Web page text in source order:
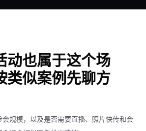
动也属于这个场
类似案例先聊方
规模，以及是否需要直播、照片快传和会